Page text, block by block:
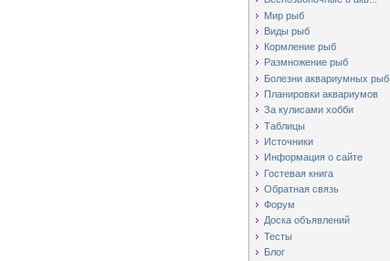
Мир рыб
Виды рыб
Кормление рыб
Размножение рыб
Болезни аквариумных рыб
Планировки аквариумов
За кулисами хобби
Таблицы
Источники
Информация о сайте
Гостевая книга
Обратная связь
Форум
Доска объявлений
Тесты
Блог